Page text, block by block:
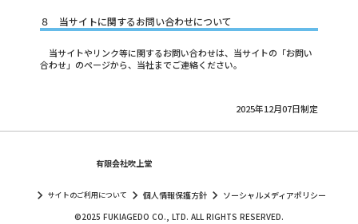
８ 当サイトに関するお問い合わせについて
当サイトやリンク等に関するお問い合わせは、当サイトの「お問い
合わせ」のページから、当社までご連絡ください。
2025年12月07日制定
有限会社吹上堂
keyboard_arrow_right サイトのご利用について keyboard_arrow_right 個人情報保護方針 keyboard_arrow_right ソーシャルメディアポリシー
©2025 FUKIAGEDO CO., LTD. ALL RIGHTS RESERVED.